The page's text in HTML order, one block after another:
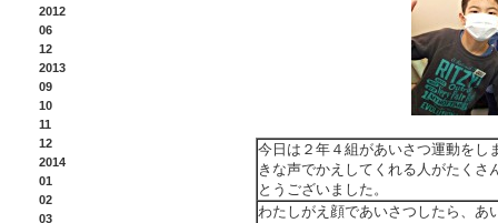
今日は２年４組があいさつ運動をし
きな声でかえしてくれる人がたく
とうございました。
わたしがえ顔であいさつしたら、あ
2012
06
12
2013
09
10
11
12
2014
01
02
03